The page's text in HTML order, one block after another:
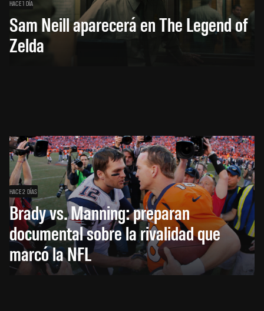
HACE 1 DÍA
Sam Neill aparecerá en The Legend of
Zelda
HACE 2 DÍAS
Brady vs. Manning: preparan
documental sobre la rivalidad que
marcó la NFL